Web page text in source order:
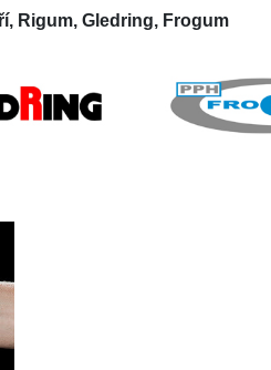
Rigum, Gledring, Frogum